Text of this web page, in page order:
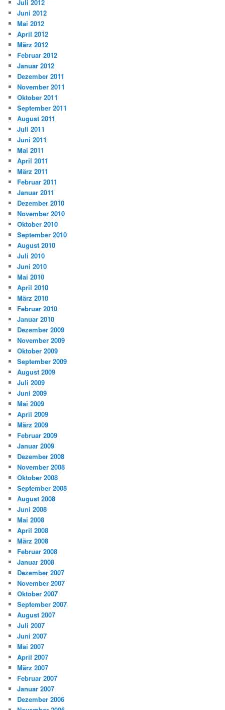
Juli 2012
Juni 2012
Mai 2012
April 2012
März 2012
Februar 2012
Januar 2012
Dezember 2011
November 2011
Oktober 2011
September 2011
August 2011
Juli 2011
Juni 2011
Mai 2011
April 2011
März 2011
Februar 2011
Januar 2011
Dezember 2010
November 2010
Oktober 2010
September 2010
August 2010
Juli 2010
Juni 2010
Mai 2010
April 2010
März 2010
Februar 2010
Januar 2010
Dezember 2009
November 2009
Oktober 2009
September 2009
August 2009
Juli 2009
Juni 2009
Mai 2009
April 2009
März 2009
Februar 2009
Januar 2009
Dezember 2008
November 2008
Oktober 2008
September 2008
August 2008
Juni 2008
Mai 2008
April 2008
März 2008
Februar 2008
Januar 2008
Dezember 2007
November 2007
Oktober 2007
September 2007
August 2007
Juli 2007
Juni 2007
Mai 2007
April 2007
März 2007
Februar 2007
Januar 2007
Dezember 2006